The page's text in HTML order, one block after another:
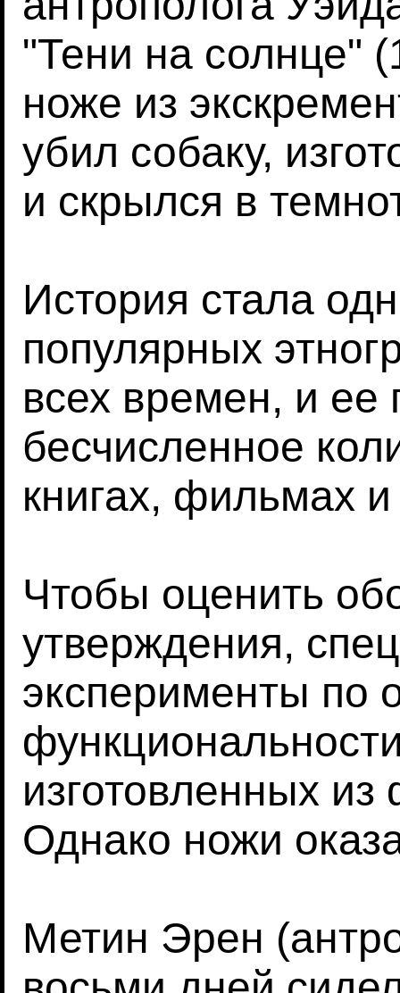
"Тени на солнце"
ноже из
убил собаку,
и скрылся в
История стала
популярных
всех времен, и ее
бесчисленное
книгах, фильмах
Чтобы оценить
утверждения,
эксперименты по
изготовленных
Однако ножи
Метин Эрен